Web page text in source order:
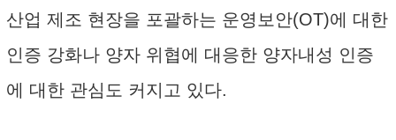
산업 제조 현장을 포괄하는 운영보안(OT)에 대한
인증 강화나 양자 위협에 대응한 양자내성 인증
에 대한 관심도 커지고 있다.